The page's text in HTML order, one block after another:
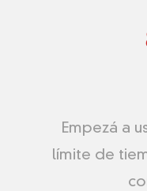
Empezá a
límite de